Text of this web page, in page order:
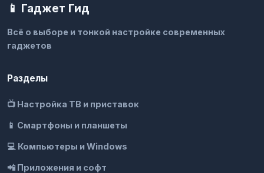
📱 Гаджет Гид
Всё о выборе и тонкой настройке современных
гаджетов
Разделы
📺 Настройка ТВ и приставок
📱 Смартфоны и планшеты
💻 Компьютеры и Windows
📲 Приложения и софт